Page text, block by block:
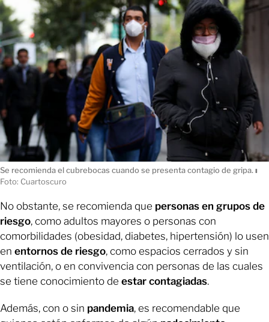
Se recomienda el cubrebocas cuando se presenta contagio de gripa. ı
Foto: Cuartoscuro
No obstante, se recomienda que personas en grupos de
riesgo, como adultos mayores o personas con
comorbilidades (obesidad, diabetes, hipertensión) lo usen
en entornos de riesgo, como espacios cerrados y sin
ventilación, o en convivencia con personas de las cuales
se tiene conocimiento de estar contagiadas.
Además, con o sin pandemia, es recomendable que